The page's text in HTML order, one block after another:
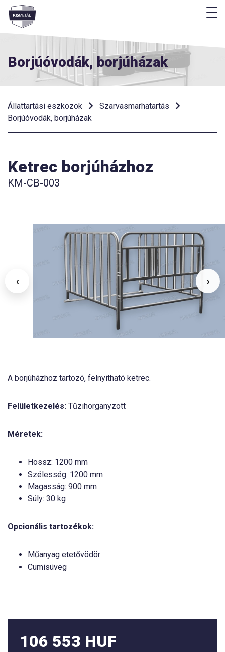
Menü
Borjúóvodák, borjúházak
Állattartási eszközök
Szarvasmarhatartás
Borjúóvodák, borjúházak
Ketrec borjúházhoz
KM-CB-003
›
‹
A borjúházhoz tartozó, felnyitható ketrec.
Felületkezelés: Tűzihorganyzott
Méretek:
Hossz: 1200 mm
Szélesség: 1200 mm
Magasság: 900 mm
Súly: 30 kg
Opcionális tartozékok:
Műanyag etetővödör
Cumisüveg
106 553 HUF